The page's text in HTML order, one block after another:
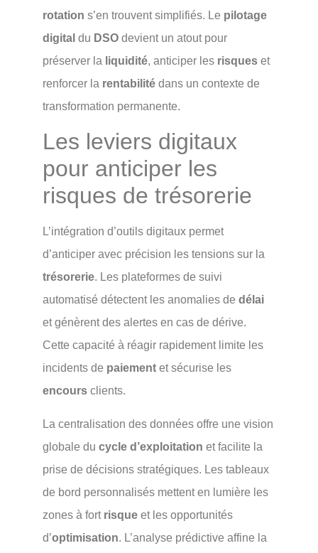
rotation s’en trouvent simplifiés. Le pilotage
digital du DSO devient un atout pour
préserver la liquidité, anticiper les risques et
renforcer la rentabilité dans un contexte de
transformation permanente.
Les leviers digitaux
pour anticiper les
risques de trésorerie
L’intégration d’outils digitaux permet
d’anticiper avec précision les tensions sur la
trésorerie. Les plateformes de suivi
automatisé détectent les anomalies de délai
et génèrent des alertes en cas de dérive.
Cette capacité à réagir rapidement limite les
incidents de paiement et sécurise les
encours clients.
La centralisation des données offre une vision
globale du cycle d’exploitation et facilite la
prise de décisions stratégiques. Les tableaux
de bord personnalisés mettent en lumière les
zones à fort risque et les opportunités
d’optimisation. L’analyse prédictive affine la